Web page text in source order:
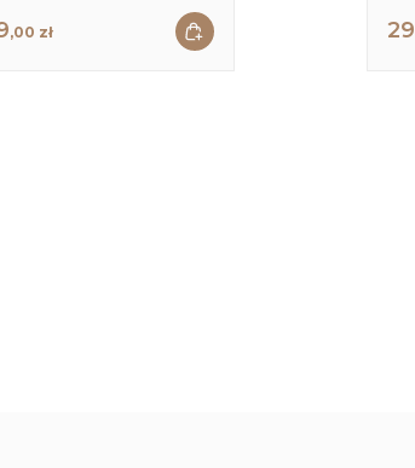
,00 zł 29